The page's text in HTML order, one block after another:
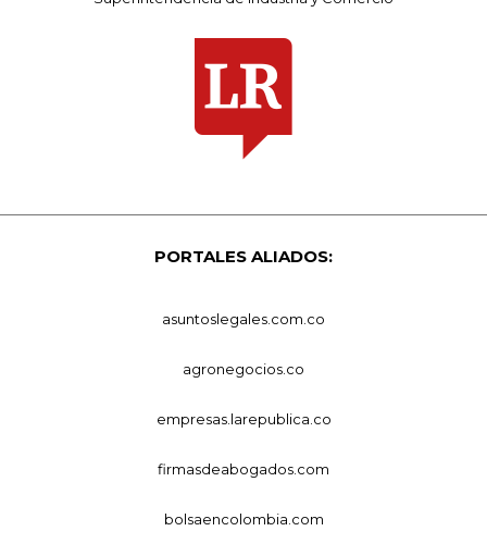
PORTALES ALIADOS:
asuntoslegales.com.co
agronegocios.co
empresas.larepublica.co
firmasdeabogados.com
bolsaencolombia.com